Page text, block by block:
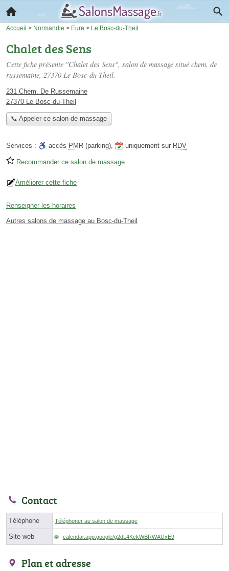
Accueil > Normandie > Eure > Le Bosc-du-Theil
Chalet des Sens
Cette fiche présente "Chalet des Sens", salon de massage situé chem. de
russemaine, 27370 Le Bosc-du-Theil.
231 Chem. De Russemaine
27370 Le Bosc-du-Theil
📞 Appeler ce salon de massage
Services : accès PMR (parking), uniquement sur RDV
Recommander ce salon de massage
Améliorer cette fiche
Renseigner les horaires
Autres salons de massage au Bosc-du-Theil
Contact
Téléphone Téléphoner au salon de massage
Site web calendar.app.google/g2dL4KckWBRWAUxE9
Plan et adresse